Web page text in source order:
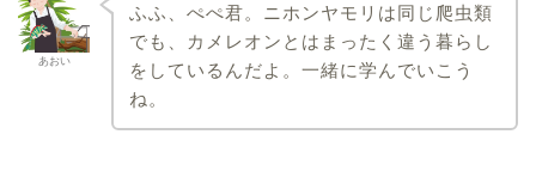
あおい
ふふ、ぺぺ君。ニホンヤモリは同じ爬虫類
でも、カメレオンとはまったく違う暮らし
をしているんだよ。一緒に学んでいこう
ね。